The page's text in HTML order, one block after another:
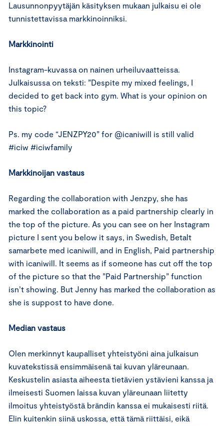
Lausunnonpyytäjän käsityksen mukaan julkaisu ei ole
tunnistettavissa markkinoinniksi.
Markkinointi
Instagram-kuvassa on nainen urheiluvaatteissa.
Julkaisussa on teksti: ”Despite my mixed feelings, I
decided to get back into gym. What is your opinion on
this topic?
Ps. my code “JENZPY20” for @icaniwill is still valid
#iciw #iciwfamily
Markkinoijan vastaus
Regarding the collaboration with Jenzpy, she has
marked the collaboration as a paid partnership clearly in
the top of the picture. As you can see on her Instagram
picture I sent you below it says, in Swedish, Betalt
samarbete med icaniwill, and in English, Paid partnership
with icaniwill. It seems as if someone has cut off the top
of the picture so that the ”Paid Partnership” function
isn’t showing. But Jenny has marked the collaboration as
she is suppost to have done.
Median vastaus
Olen merkinnyt kaupalliset yhteistyöni aina julkaisun
kuvatekstissä ensimmäisenä tai kuvan yläreunaan.
Keskustelin asiasta aiheesta tietävien ystävieni kanssa ja
ilmeisesti Suomen laissa kuvan yläreunaan liitetty
ilmoitus yhteistyöstä brändin kanssa ei mukaisesti riitä.
Elin kuitenkin siinä uskossa, että tämä riittäisi, eikä